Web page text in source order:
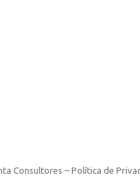
Consultores – Política de